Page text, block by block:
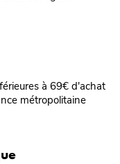
à 69€ d'achat
métropolitaine